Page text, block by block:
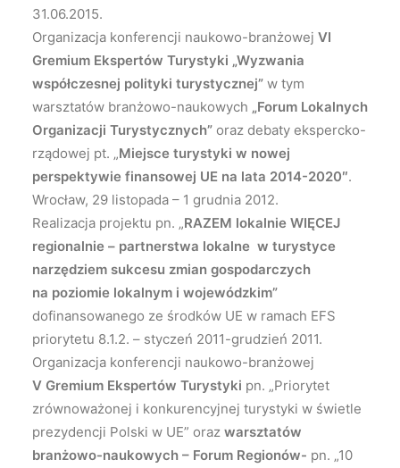
31.06.2015.
Organizacja konferencji naukowo-branżowej VI
Gremium Ekspertów Turystyki „Wyzwania
współczesnej polityki turystycznej” w tym
warsztatów branżowo-naukowych „Forum Lokalnych
Organizacji Turystycznych” oraz debaty ekspercko-
rządowej pt. „Miejsce turystyki w nowej
perspektywie finansowej UE na lata 2014-2020″.
Wrocław, 29 listopada – 1 grudnia 2012.
Realizacja projektu pn. „RAZEM lokalnie WIĘCEJ
regionalnie – partnerstwa lokalne w turystyce
narzędziem sukcesu zmian gospodarczych
na poziomie lokalnym i wojewódzkim”
dofinansowanego ze środków UE w ramach EFS
priorytetu 8.1.2. – styczeń 2011-grudzień 2011.
Organizacja konferencji naukowo-branżowej
V Gremium Ekspertów Turystyki pn. „Priorytet
zrównoważonej i konkurencyjnej turystyki w świetle
prezydencji Polski w UE” oraz warsztatów
branżowo-naukowych – Forum Regionów- pn. „10